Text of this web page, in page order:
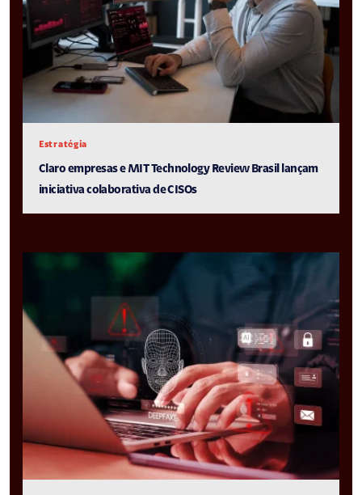
Estratégia
Claro empresas e MIT Technology Review Brasil lançam
iniciativa colaborativa de CISOs